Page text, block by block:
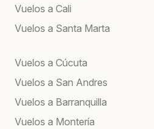
Vuelos a Cali
Vuelos a Santa Marta
Vuelos a Cúcuta
Vuelos a San Andres
Vuelos a Barranquilla
Vuelos a Montería